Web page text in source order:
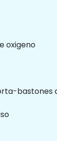
oxigeno
bastones